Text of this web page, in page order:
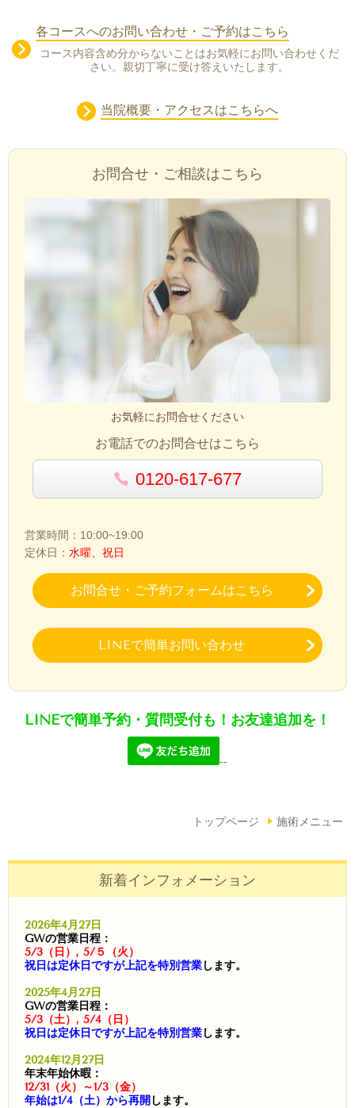
各コースへのお問い合わせ・ご予約はこちら
コース内容含め分からないことはお気軽にお問い合わせくだ
さい。親切丁寧に受け答えいたします。
当院概要・アクセスはこちらへ
お問合せ・ご相談はこちら
お気軽にお問合せください
お電話でのお問合せはこちら
0120-617-677
営業時間：10:00~19:00
定休日： 水曜、祝日
お問合せ・ご予約フォームはこちら
LINEで簡単お問い合わせ
LINEで簡単予約・質問受付も！お友達追加を！
--
トップページ 施術メニュー
新着インフォメーション
2026年4月27日
GWの営業日程：
5/3（日）, 5/５（火）
祝日は定休日ですが上記を特別営業します。
2025年4月27日
GWの営業日程：
5/3（土）, 5/4（日）
祝日は定休日ですが上記を特別営業します。
2024年12月27日
年末年始休暇：
12/31（火）～1/3（金）
年始は1/4（土）から再開 します。